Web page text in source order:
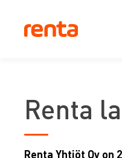
Renta
Renta Yhtiöt Oy